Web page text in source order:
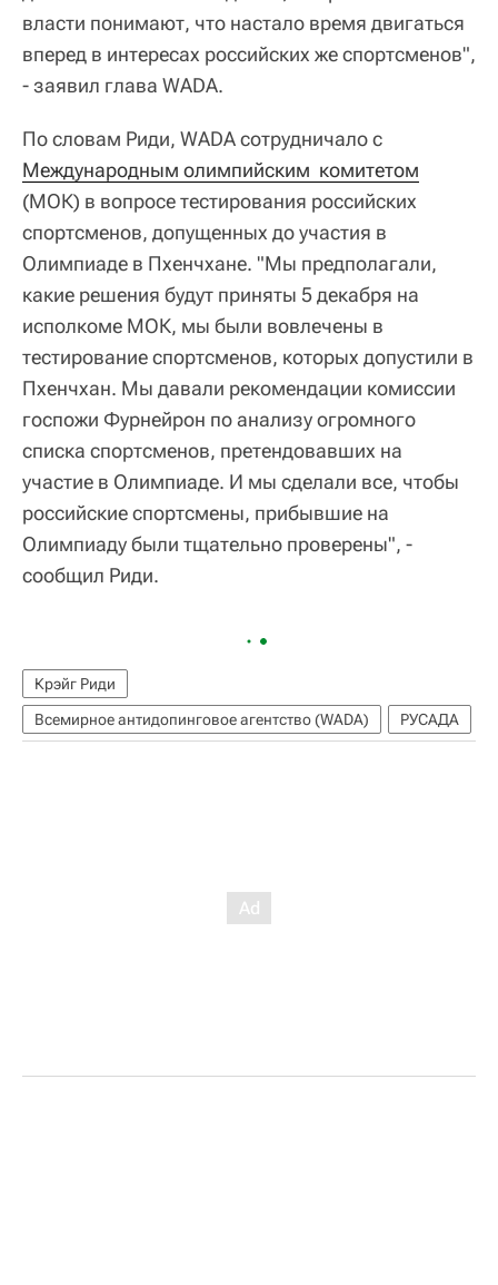
власти понимают, что настало время двигаться
вперед в интересах российских же спортсменов",
- заявил глава WADA.
По словам Риди, WADA сотрудничало с
Международным олимпийским  комитетом
(МОК) в вопросе тестирования российских
спортсменов, допущенных до участия в
Олимпиаде в Пхенчхане. "Мы предполагали,
какие решения будут приняты 5 декабря на
исполкоме МОК, мы были вовлечены в
тестирование спортсменов, которых допустили в
Пхенчхан. Мы давали рекомендации комиссии
госпожи Фурнейрон по анализу огромного
списка спортсменов, претендовавших на
участие в Олимпиаде. И мы сделали все, чтобы
российские спортсмены, прибывшие на
Олимпиаду были тщательно проверены", -
сообщил Риди.
Крэйг Риди
Всемирное антидопинговое агентство (WADA)
РУСАДА